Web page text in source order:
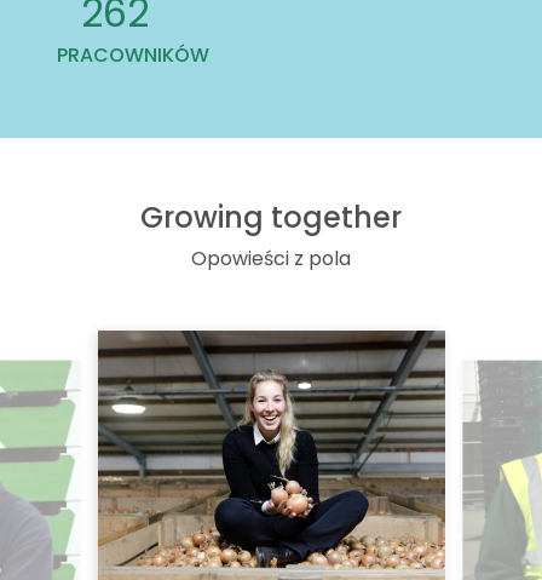
265
PRACOWNIKÓW
Growing together
Opowieści z pola